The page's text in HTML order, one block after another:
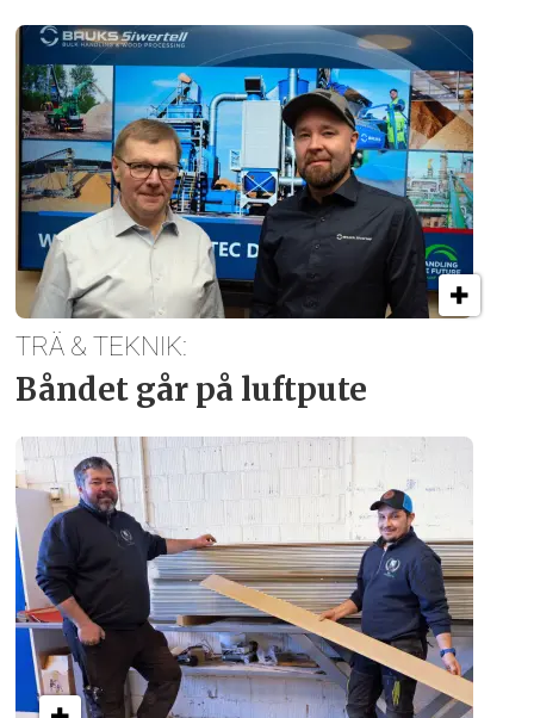
TRÄ & TEKNIK:
Båndet går på luftpute